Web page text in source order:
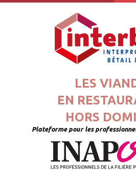
LES
EN
HORS
Plateforme pour les